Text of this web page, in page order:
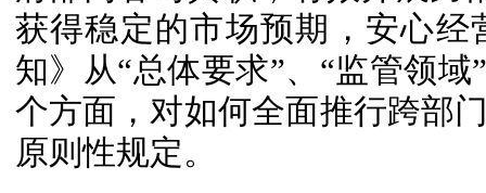
获得稳定的市场预期，安心
知》从“总体要求”、“监管领
个方面，对如何全面推行跨部
原则性规定。